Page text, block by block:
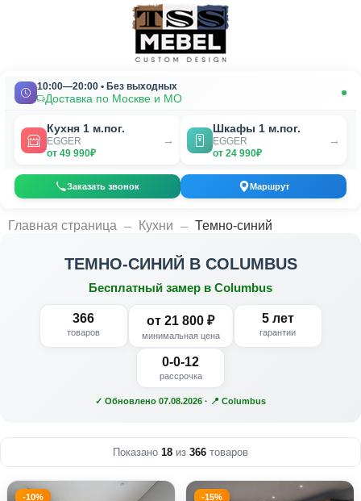
10:00—20:00 • Без выходных
Доставка по Москве и МО
Кухня 1 м.пог.
EGGER
от 49 990₽
→
Шкафы 1 м.пог.
EGGER
от 24 990₽
→
Заказать звонок Маршрут
Главная страница Кухни Темно-синий
ТЕМНО-СИНИЙ В COLUMBUS
Бесплатный замер в Columbus
366
товаров
от 21 800 ₽
минимальная цена
5 лет
гарантии
0-0-12
рассрочка
✓ Обновлено 07.08.2026 · 📍 Columbus
Показано 18 из 366 товаров
-10% -15%